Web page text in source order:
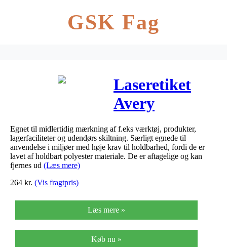
GSK Fag
Laseretiket
Avery
L4773REV
vandfaste
aftagelige
Egnet til midlertidig mærkning af f.eks værktøj, produkter,
lagerfaciliteter og udendørs skiltning. Særligt egnede til
anvendelse i miljøer med høje krav til holdbarhed, fordi de er
lavet af holdbart polyester materiale. De er aftagelige og kan
fjernes ud (Læs mere)
264 kr. (Vis fragtpris)
Læs mere »
Køb nu »